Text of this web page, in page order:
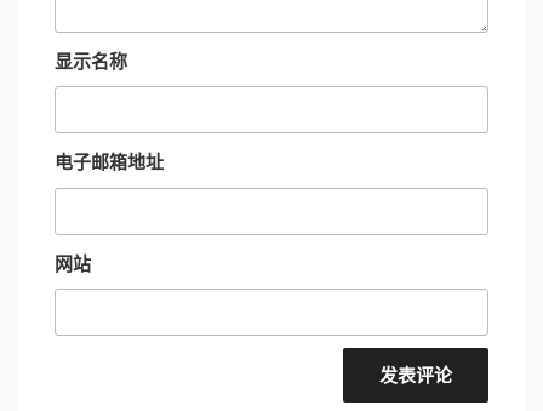
显示名称
电子邮箱地址
网站